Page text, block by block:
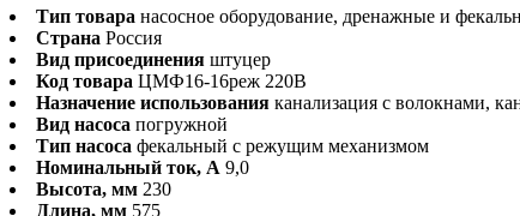
Тип товара насосное оборудование, дренажные и
Страна Россия
Вид присоединения штуцер
Код товара ЦМФ16-16реж 220В
Назначение использования канализация с волокнами,
Вид насоса погружной
Тип насоса фекальный с режущим механизмом
Номинальный ток, А 9,0
Высота, мм 230
Длина, мм 575